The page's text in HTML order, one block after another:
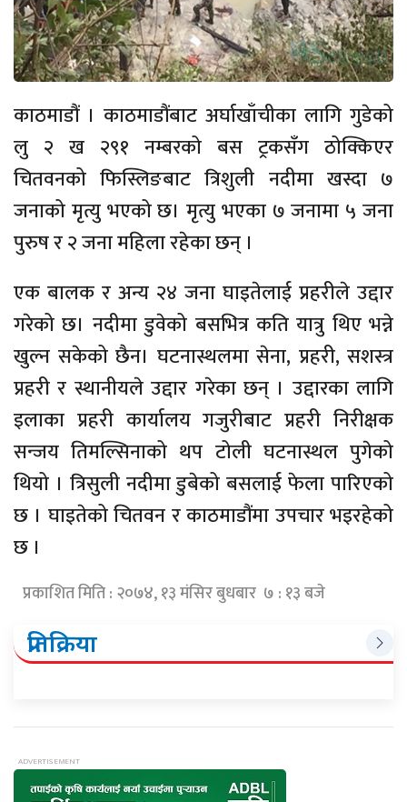
काठमाडौं । काठमाडौंबाट अर्घाखाँचीका लागि गुडेको
लु २ ख २९१ नम्बरको बस ट्रकसँग ठोक्किएर
चितवनको फिस्लिङबाट त्रिशुली नदीमा खस्दा ७
जनाको मृत्यु भएको छ। मृत्यु भएका ७ जनामा ५ जना
पुरुष र २ जना महिला रहेका छन् ।
एक बालक र अन्य २४ जना घाइतेलाई प्रहरीले उद्दार
गरेको छ। नदीमा डुवेको बसभित्र कति यात्रु थिए भन्ने
खुल्न सकेको छैन। घटनास्थलमा सेना, प्रहरी, सशस्त्र
प्रहरी र स्थानीयले उद्दार गरेका छन् । उद्दारका लागि
इलाका प्रहरी कार्यालय गजुरीबाट प्रहरी निरीक्षक
सन्जय तिमल्सिनाको थप टोली घटनास्थल पुगेको
थियो । त्रिसुली नदीमा डुबेको बसलाई फेला पारिएको
छ । घाइतेको चितवन र काठमाडौंमा उपचार भइरहेको
छ ।
प्रकाशित मिति : २०७४, १३ मंसिर बुधबार ७ : १३ बजे
प्रतिक्रिया